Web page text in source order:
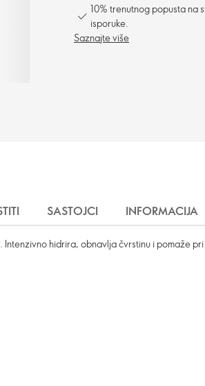
10% trenutnog popusta na
isporuke.
Saznajte više
SASTOJCI INFORMACIJA
hidrira, obnavlja čvrstinu i pomaže